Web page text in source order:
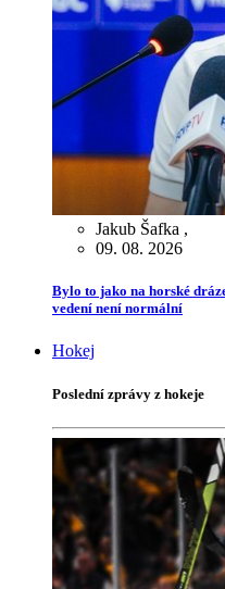
Jakub Šafka ,
09. 08. 2026
Bylo to jako na horské
vedení není normální
Hokej
Poslední zprávy z hokeje